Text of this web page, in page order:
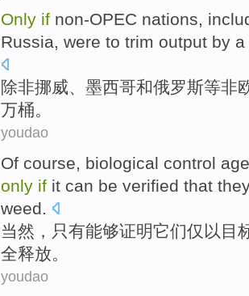
Only if non-OPEC nations,
Russia, were to trim output by a
除非挪威、 墨西哥和俄罗斯等非
万桶。
youdao
Of course, biological control
only if it can be verified that
weed.
当然 ， 只有能够证明它们仅 以 目
全释放。
youdao